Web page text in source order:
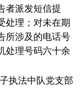
者派发短信提
处理；对未在期
所涉及的电话号
处理号码六十余
执法中队党支部